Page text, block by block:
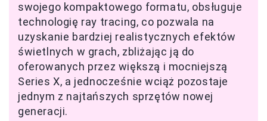
swojego kompaktowego formatu, obsługuje
technologię ray tracing, co pozwala na
uzyskanie bardziej realistycznych efektów
świetlnych w grach, zbliżając ją do
oferowanych przez większą i mocniejszą
Series X, a jednocześnie wciąż pozostaje
jednym z najtańszych sprzętów nowej
generacji.